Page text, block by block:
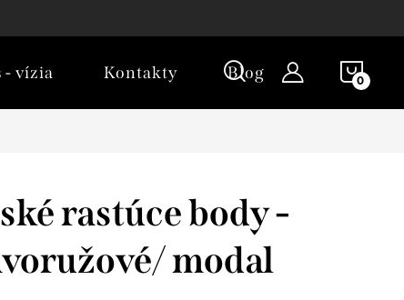
- vízia Kontakty Blog
rastúce body -
modal